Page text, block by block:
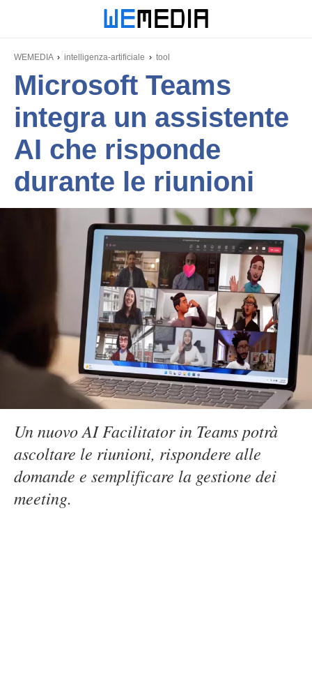
WEMEDIA intelligenza-artificiale tool
Microsoft Teams
integra un assistente
AI che risponde
durante le riunioni
Un nuovo AI Facilitator in Teams potrà
ascoltare le riunioni, rispondere alle
domande e semplificare la gestione dei
meeting.